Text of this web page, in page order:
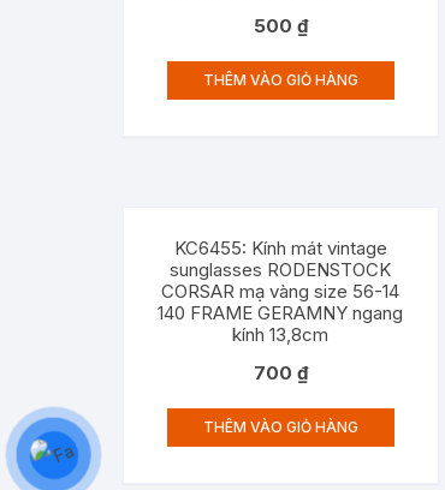
500 ₫
THÊM VÀO GIỎ HÀNG
KC6455: Kính mát vintage
sunglasses RODENSTOCK
CORSAR mạ vàng size 56-14
140 FRAME GERAMNY ngang
kính 13,8cm
700 ₫
THÊM VÀO GIỎ HÀNG